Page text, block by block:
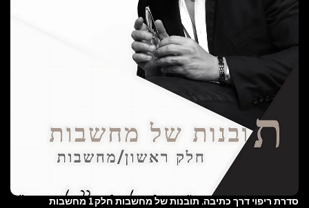
סדרת ריפוי דרך כתיבה. תובנות של מחשבות חלק 1 מחשבות